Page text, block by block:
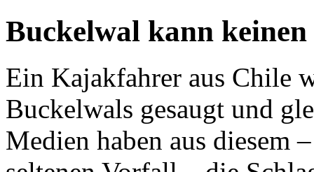
Buckelwal kann
Ein Kajakfahrer aus Chile
Buckelwals gesaugt und
Medien haben aus diesem